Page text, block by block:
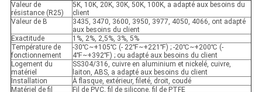
Valeur de
résistance (R25)
5K, 10K, 20K, 30K, 50K, 100K, a adapté aux besoins du
client
Valeur de B
3435, 3470, 3600, 3950, 3977, 4050, 4066, ont adapté
aux besoins du client
Exactitude
1%, 2%, 2,5%, 3%, 5%
Température de
fonctionnement
-30℃~+105℃ (- 22℉~+221℉) ; -20℃~+200℃ (-
4℉~+392℉) ; ou adapté aux besoins du client
Logement du
matériel
SS304/316, cuivre en aluminium et nickelé, cuivre,
laiton, ABS, a adapté aux besoins du client
Installation
À flasque, extérieur, fileté, droit, coudé
Matériel de fil
Fil de PVC, fil de silicone, fil de PTFE